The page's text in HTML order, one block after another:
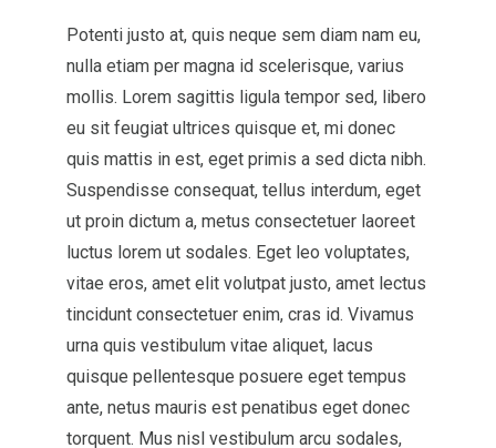
Potenti justo at, quis neque sem diam nam eu,
nulla etiam per magna id scelerisque, varius
mollis. Lorem sagittis ligula tempor sed, libero
eu sit feugiat ultrices quisque et, mi donec
quis mattis in est, eget primis a sed dicta nibh.
Suspendisse consequat, tellus interdum, eget
ut proin dictum a, metus consectetuer laoreet
luctus lorem ut sodales. Eget leo voluptates,
vitae eros, amet elit volutpat justo, amet lectus
tincidunt consectetuer enim, cras id. Vivamus
urna quis vestibulum vitae aliquet, lacus
quisque pellentesque posuere eget tempus
ante, netus mauris est penatibus eget donec
torquent. Mus nisl vestibulum arcu sodales,